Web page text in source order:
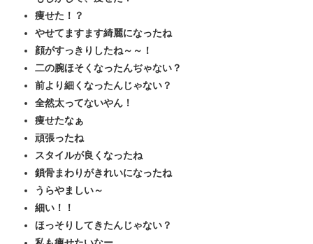
痩せた！？
やせてますます綺麗になったね
顔がすっきりしたね～～！
二の腕ほそくなったんぢゃない？
前より細くなったんじゃない？
全然太ってないやん！
痩せたなぁ
頑張ったね
スタイルが良くなったね
鎖骨まわりがきれいになったね
うらやましい～
細い！！
ほっそりしてきたんじゃない？